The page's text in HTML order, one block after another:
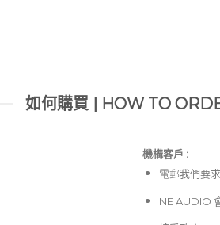
如何購買 | HOW TO
機構客戶 :​
電郵我們要
NE AUDIO